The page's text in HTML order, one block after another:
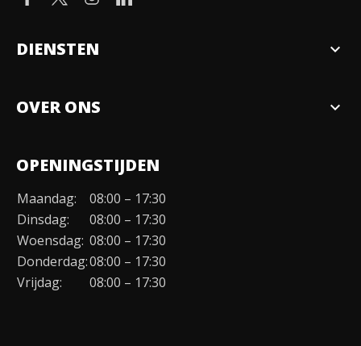
DIENSTEN expand_more
OVER ONS expand_more
Organisatie
Duurzaamheid
Werken bij
Contact
OPENINGSTIJDEN
Maandag:
08:00 – 17:30
Dinsdag:
08:00 – 17:30
Woensdag: 08:00 – 17:30
Donderdag:08:00 – 17:30
Vrijdag:
08:00 – 17:30